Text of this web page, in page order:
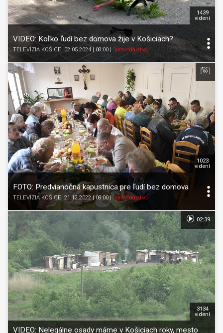
VIDEO: Koľko ľudí bez domova žije v Košiciach?
TELEVÍZIA KOŠICE , 02.05.2024 | 08:00 | Spravodajstvo
1439
videní
FOTO: Predvianočná kapustnica pre ľudí bez domova
TELEVÍZIA KOŠICE, 21.12.2022 | 08:00|Spravodajstvo
1023
videní
VIDEO: Nelegálne osady máme v Košiciach roky, mesto
3134
videní
02:39